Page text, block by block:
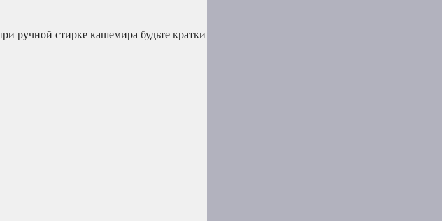
ручной стирке кашемира будьте кратки